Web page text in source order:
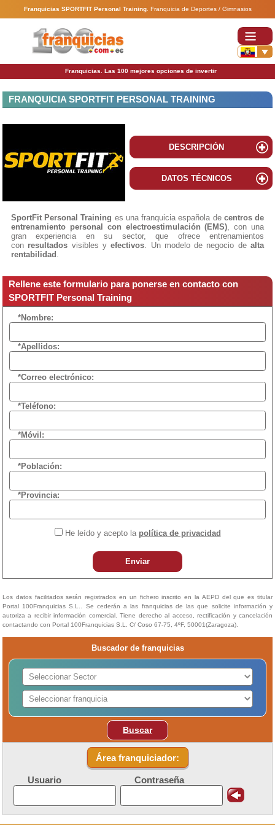
Franquicias SPORTFIT Personal Training. Franquicia de Deportes / Gimnasios
Franquicias. Las 100 mejores opciones de invertir
FRANQUICIA SPORTFIT PERSONAL TRAINING
DESCRIPCIÓN
DATOS TÉCNICOS
SportFit Personal Training es una franquicia española de centros de
entrenamiento personal con electroestimulación (EMS) , con una
gran experiencia en su sector, que ofrece entrenamientos
con resultados visibles yefectivos . Un modelo de negocio dealta
rentabilidad
Rellene este formulario para ponerse en contacto con
SPORTFIT Personal Training
*Nombre:
*Apellidos:
*Correo electrónico:
*Teléfono:
*Móvil:
*Población:
*Provincia:
He leído y acepto la política de privacidad
Enviar
Los datos facilitados serán registrados en un fichero inscrito en la AEPD del que es titular
Portal 100Franquicias S.L.. Se cederán a las franquicias de las que solicite información y
autoriza a recibir información comercial. Tiene derecho al acceso, rectificación y cancelación
contactando con Portal 100Franquicias S.L. C/ Coso 67-75, 4ºF, 50001(Zaragoza).
Buscador de franquicias
Buscar
Área franquiciador:
Usuario Contraseña